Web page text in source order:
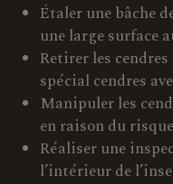
Étaler une bâche
une large surface
Retirer les
spécial cendres
Manipuler les
en raison du
Réaliser une
l’intérieur de